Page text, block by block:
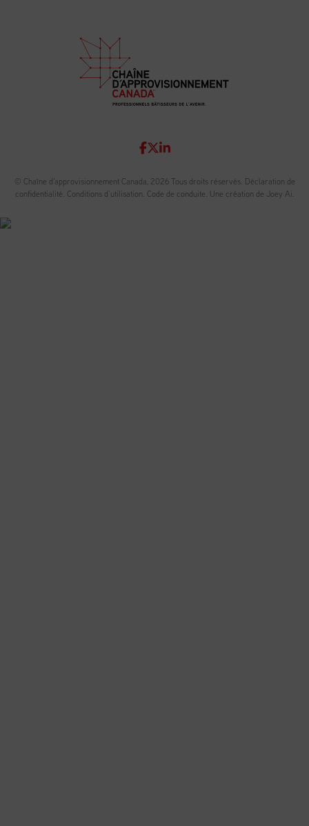
© Chaîne d'approvisionnement Canada, 2026 Tous droits réservés. Déclaration de
confidentialité. Conditions d’utilisation. Code de conduite. Une création de Joey Ai.